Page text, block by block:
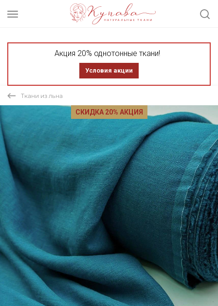
Акция 20% однотонные ткани!
Условия акции
Ткани из льна
СКИДКА 20% АКЦИЯ